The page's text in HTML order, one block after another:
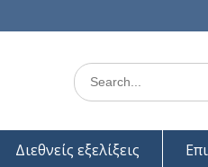
Search
for:
Διεθνείς εξελίξεις